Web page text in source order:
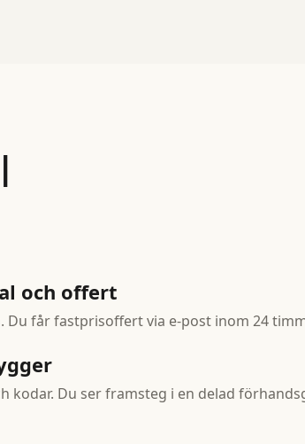
och offert
Du får fastprisoffert via e-post inom 24
kodar. Du ser framsteg i en delad